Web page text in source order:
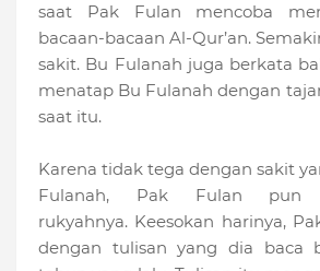
saat Pak Fulan mencoba
bacaan-bacaan Al-Qur’an.
sakit. Bu Fulanah juga berkata
menatap Bu Fulanah dengan
saat itu.
Karena tidak tega dengan sakit
Fulanah, Pak Fulan pun
rukyahnya. Keesokan harinya,
dengan tulisan yang dia baca